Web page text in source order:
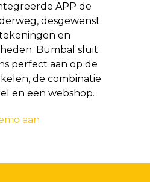
APP de
desgewenst
en
Bumbal sluit
perfect aan op de
de combinatie
en een webshop.
aan